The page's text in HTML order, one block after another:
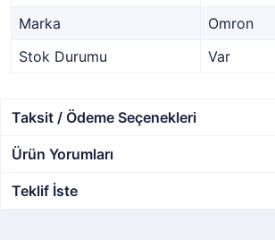
Marka
Omron
Stok Durumu
Var
Taksit / Ödeme Seçenekleri
Ürün Yorumları
Teklif İste